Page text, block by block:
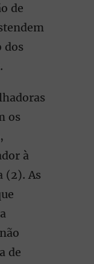
de
dos
os
à
(2). As
de